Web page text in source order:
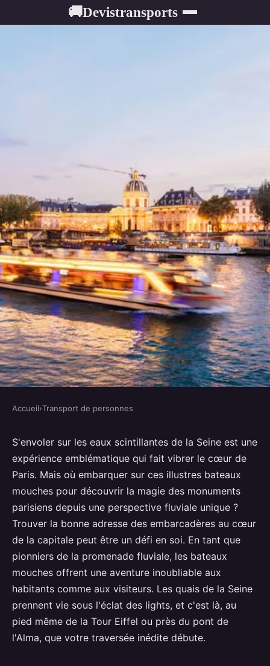
🚚Devistransports
TRANSPORT DE PERSONNES
Emplacements stratégiques des
bateaux mouches
Nino•8 juillet 2024•4 min de lecture
Accueil›Transport de personnes
S'envoler sur les eaux scintillantes de la Seine est une
expérience emblématique qui fait vibrer le cœur de
Paris. Mais où embarquer sur ces illustres bateaux
mouches pour découvrir la magie des monuments
parisiens depuis une perspective fluviale unique ?
Trouver la bonne adresse des embarcadères au cœur
de la capitale peut être un défi en soi. En tant que
pionniers de la promenade fluviale, les bateaux
mouches offrent une aventure inoubliable aux
habitants comme aux visiteurs. Les quais de la Seine
prennent vie sous l'éclat des lights, et c'est là, au
pied même de la Tour Eiffel ou près du pont de
l'Alma, que votre traversée inédite débute.